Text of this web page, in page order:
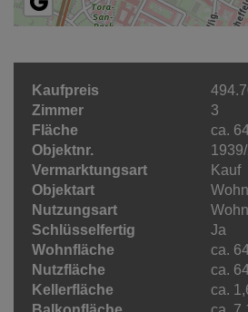
Kaufpreis
Zimmer
3
Fläche
ca.
Objektnr.
Vermarktungsart
Kauf
Objektart
Nutzungsart
Schlüsselfertig
Ja
Wohnfläche
ca.
Nutzfläche ca.
Kellerfläche ca.